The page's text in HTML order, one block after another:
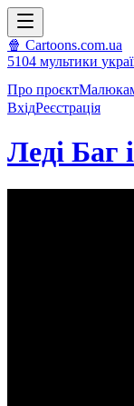
🍿 Cartoons.com.ua
5104 мультики
Про проєкт
ВхідРеєстрація
Леді Баг